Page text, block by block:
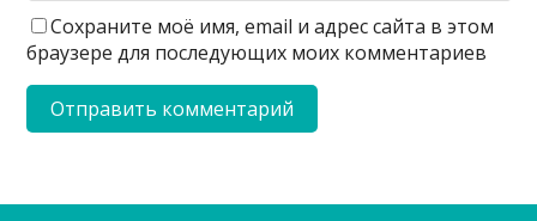
Сохраните моё имя, email и адрес сайта в этом
браузере для последующих моих комментариев